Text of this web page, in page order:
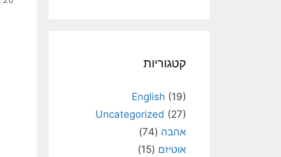
קטגוריות
English (19)
Uncategorized (27)
אהבה (74)
אוטיזם (15)